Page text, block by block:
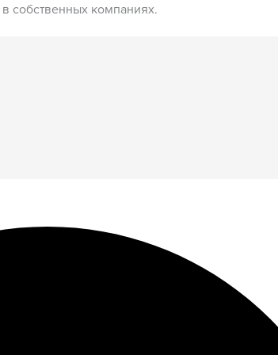
собственных компаниях.